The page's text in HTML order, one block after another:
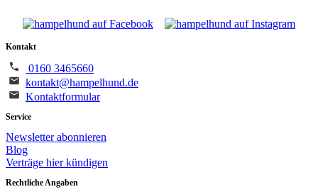
Kontakt
0160 3465660
kontakt@hampelhund.de
Kontaktformular
Service
Newsletter abonnieren
Blog
Verträge hier kündigen
Rechtliche Angaben